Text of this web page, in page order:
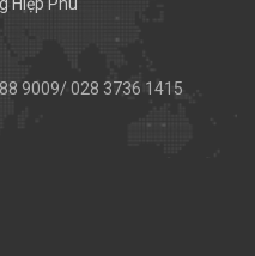
9009/ 028 3736 1415